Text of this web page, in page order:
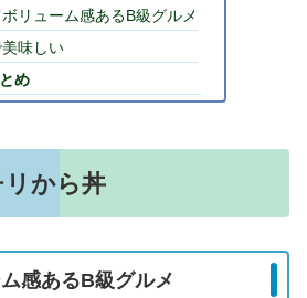
リューム感あるB級グルメ
味しい
め
から丼
感あるB級グルメ